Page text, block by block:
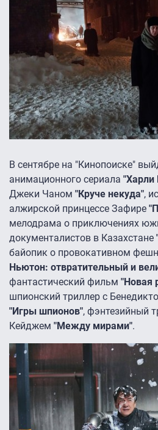
В сентябре на "Кинопоиске"
анимационного сериала "Харли
Джеки Чаном "Круче некуда",
алжирской принцессе Зафире
мелодрама о приключениях
документалистов в Казахстане
байопик о провокативном
Ньютон: отвратительный и
фантастический фильм "Новая
шпионский триллер с
"Игры шпионов", фэнтезийный
Кейджем "Между мирами".